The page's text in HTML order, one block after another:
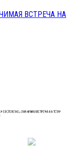
СОСТОЯЛАСЬ ЗНАЧИМАЯ ВСТРЕЧА НА ТЕМУ